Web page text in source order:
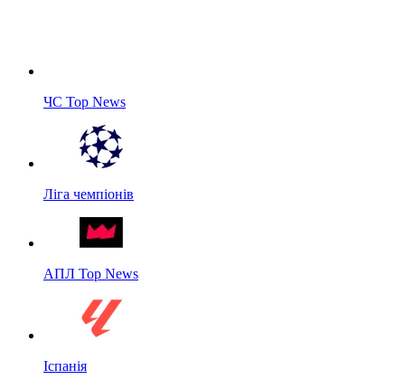
ЧС Top News
Ліга чемпіонів
АПЛ Top News
Іспанія